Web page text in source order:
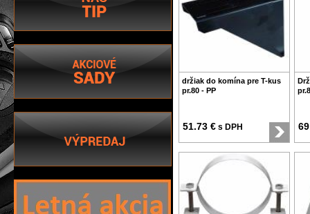
držiak do komína pre T-kus
pr.80 - PP
51.73 € s DPH